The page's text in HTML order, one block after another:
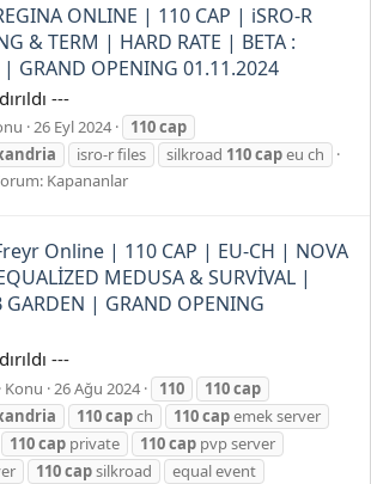
ONLINE | 110 CAP | iSRO-R
& TERM | HARD RATE | BETA :
GRAND OPENING 01.11.2024
---
26 Eyl 2024 110cap
isro-r files silkroad 110capeu ch
Kapananlar
Online | 110 CAP | EU-CH | NOVA
MEDUSA & SURVİVAL |
GARDEN | GRAND OPENING
---
Konu 26 Ağu 2024 110 110cap
110capch 110capemek server
110cap private 110cap pvp server
110capsilkroad
equal event